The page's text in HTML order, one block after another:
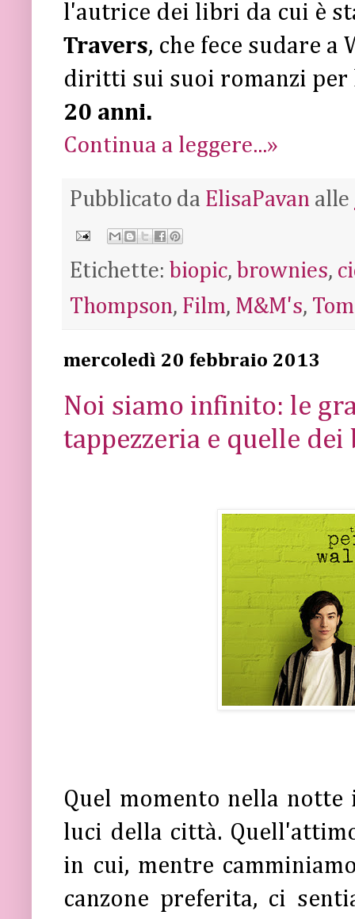
l'autrice dei libri da cui è
Travers, che fece sudare a
diritti sui suoi romanzi per
20 anni.
Continua a leggere...»
Pubblicato da ElisaPavan alle
Etichette: biopic, brownies,
Thompson, Film, M&M's,
mercoledì 20 febbraio 2013
Noi siamo infinito: le
tappezzeria e quelle
Quel momento nella
luci della città.
in cui, mentre
canzone preferita, ci